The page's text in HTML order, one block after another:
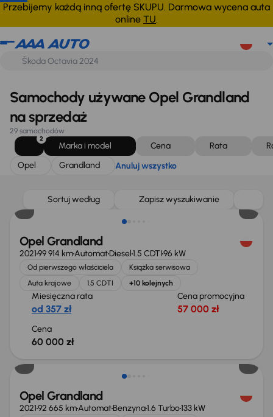
Przebijemy każdą inną ofertę SKUPU. Darmowa wycena auta
online TU.
Opel Grandland Anuluj wszystko
Samochody używane Opel Grandland
na sprzedaż
29 samochodów
2
Marka i model Cena Rata
Opel
Grandland Anuluj wszystko
Sortuj według Zapisz wyszukiwanie
Możliwość odliczenia VAT
Opel Grandland
202199 914 kmAutomatDiesel1.5 CDTI96 kW
Od pierwszego właściciela
Książka serwisowa
Auta krajowe
1.5 CDTI +10 kolejnych
Miesięczna rata
od 357 zł
Cena promocyjna
57 000 zł
Cena
60 000 zł
Możliwość odliczenia VAT
Opel Grandland
202192 665 kmAutomatBenzyna1.6 Turbo133 kW